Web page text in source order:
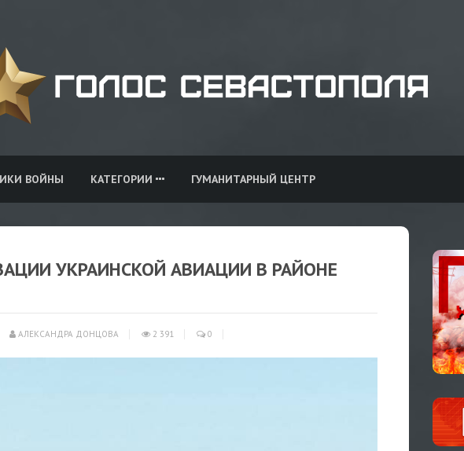
ВОЙНЫ КАТЕГОРИИ ГУМАНИТАРНЫЙ ЦЕНТР
УКРАИНСКОЙ АВИАЦИИ В РАЙОНЕ
АЛЕКСАНДРА ДОНЦОВА 2 391 0